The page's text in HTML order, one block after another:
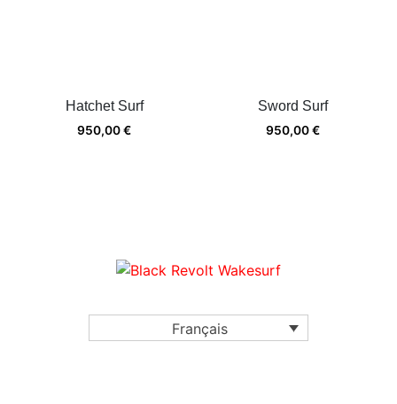
Hatchet Surf
950,00€
Sword Surf
950,00€
Français